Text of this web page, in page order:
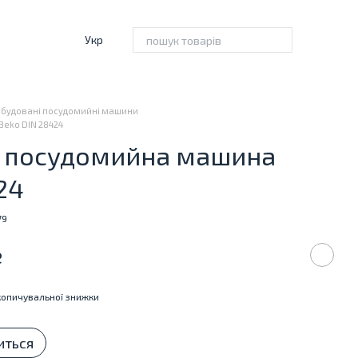
Укр
посудомийні машини
DIN 28424
посудомийна машина
знижки